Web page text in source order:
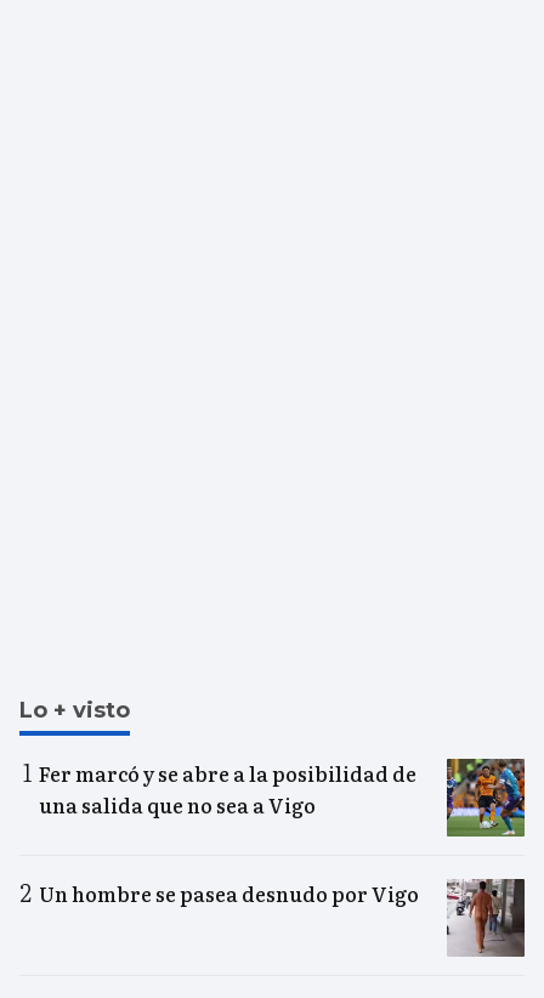
Lo + visto
Fer marcó y se abre a la posibilidad de
una salida que no sea a Vigo
Un hombre se pasea desnudo por Vigo